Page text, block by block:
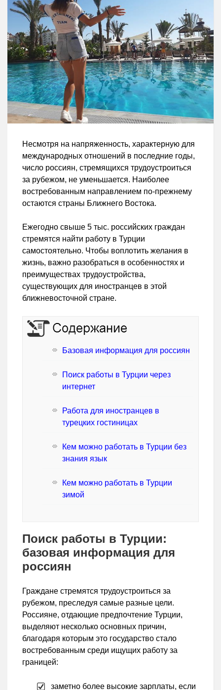
Несмотря на напряженность, характерную для
международных отношений в последние годы,
число россиян, стремящихся трудоустроиться
за рубежом, не уменьшается. Наиболее
востребованным направлением по-прежнему
остаются страны Ближнего Востока.
Ежегодно свыше 5 тыс. российских граждан
стремятся найти работу в Турции
самостоятельно. Чтобы воплотить желания в
жизнь, важно разобраться в особенностях и
преимуществах трудоустройства,
существующих для иностранцев в этой
ближневосточной стране.
Базовая информация для россиян
Поиск работы в Турции через
интернет
Работа для иностранцев в
турецких гостиницах
Кем можно работать в Турции без
знания язык
Кем можно работать в Турции
зимой
Поиск работы в Турции:
базовая информация для
россиян
Граждане стремятся трудоустроиться за
рубежом, преследуя самые разные цели.
Россияне, отдающие предпочтение Турции,
выделяют несколько основных причин,
благодаря которым это государство стало
востребованным среди ищущих работу за
границей:
заметно более высокие зарплаты, если